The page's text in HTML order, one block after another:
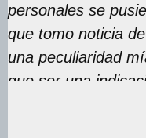
personales se
que tomo noticia
una peculiaridad
que ser una